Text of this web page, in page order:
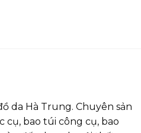
da Hà Trung. Chuyên sản
cụ, bao túi công cụ, bao